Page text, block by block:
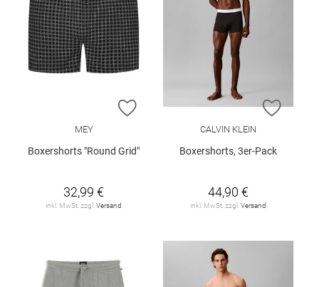
ZUR WUNSCHLISTE HINZUFÜGEN
MEY
Boxershorts "Round Grid"
32,99 €
inkl. MwSt. zzgl. Versand
ZUR
CALVIN KLEIN
Boxershorts, 3er-Pack
44,90 €
inkl. MwSt. zzgl. Versand